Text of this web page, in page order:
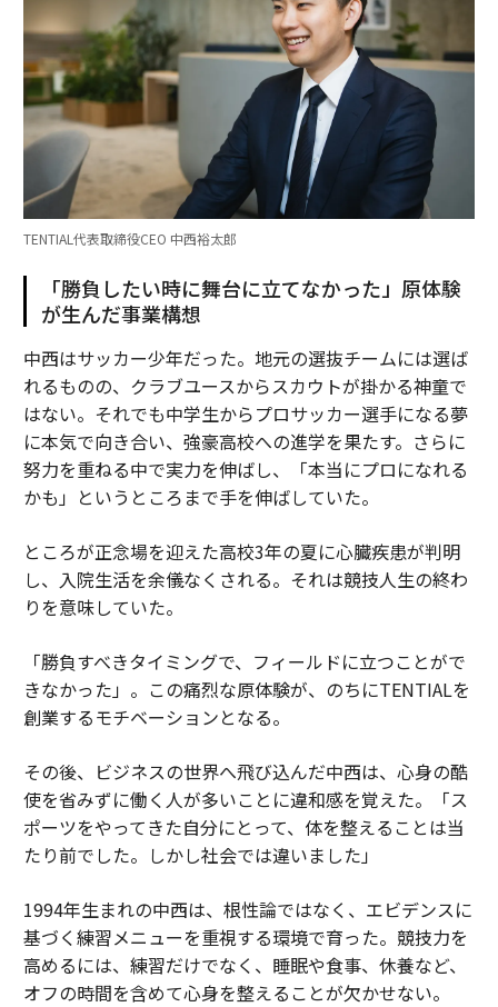
TENTIAL代表取締役CEO 中西裕太郎
「勝負したい時に舞台に立てなかった」原体験
が生んだ事業構想
中西はサッカー少年だった。地元の選抜チームには選ば
れるものの、クラブユースからスカウトが掛かる神童で
はない。それでも中学生からプロサッカー選手になる夢
に本気で向き合い、強豪高校への進学を果たす。さらに
努力を重ねる中で実力を伸ばし、「本当にプロになれる
かも」というところまで手を伸ばしていた。
ところが正念場を迎えた高校3年の夏に心臓疾患が判明
し、入院生活を余儀なくされる。それは競技人生の終わ
りを意味していた。
「勝負すべきタイミングで、フィールドに立つことがで
きなかった」。この痛烈な原体験が、のちにTENTIALを
創業するモチベーションとなる。
その後、ビジネスの世界へ飛び込んだ中西は、心身の酷
使を省みずに働く人が多いことに違和感を覚えた。「ス
ポーツをやってきた自分にとって、体を整えることは当
たり前でした。しかし社会では違いました」
1994年生まれの中西は、根性論ではなく、エビデンスに
基づく練習メニューを重視する環境で育った。競技力を
高めるには、練習だけでなく、睡眠や食事、休養など、
オフの時間を含めて心身を整えることが欠かせない。